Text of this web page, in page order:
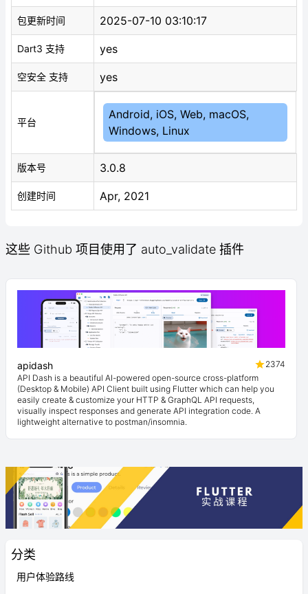
分类
用户体验路线
包更新时间 2025-07-10 03:10:17
Dart3 支持 yes
空安全 支持 yes
平台
Android, iOS, Web, macOS,
Windows, Linux
版本号 3.0.8
创建时间 Apr, 2021
这些 Github 项目使用了 auto_validate 插件
apidash
2374
API Dash is a beautiful AI-powered open-source cross-platform
(Desktop & Mobile) API Client built using Flutter which can help you
easily create & customize your HTTP & GraphQL API requests,
visually inspect responses and generate API integration code. A
lightweight alternative to postman/insomnia.